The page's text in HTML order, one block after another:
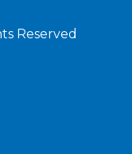
Reserved